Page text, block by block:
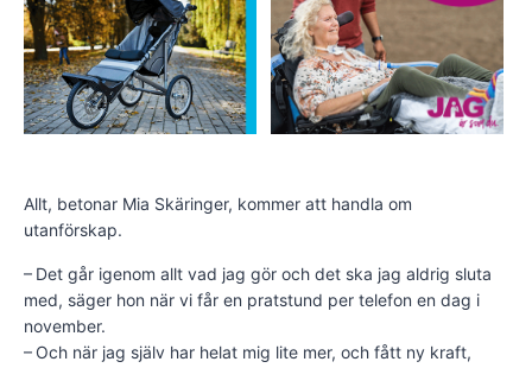
Allt, betonar Mia Skäringer, kommer att handla om
utanförskap.
– Det går igenom allt vad jag gör och det ska jag aldrig sluta
med, säger hon när vi får en pratstund per telefon en dag i
november.
– Och när jag själv har helat mig lite mer, och fått ny kraft,